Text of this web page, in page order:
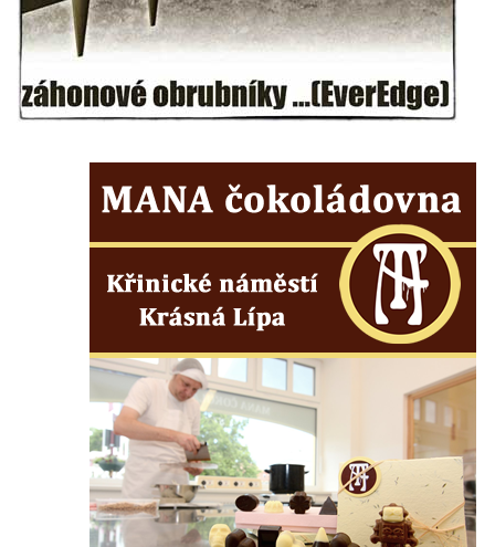
Kaple mezi Dolním Třebonínem a Horním
Třebonínem
Márnice na hřbitově v Rybniště
Vltavou
Kostel svatého Jiljí v Lužci nad Vltavou
Kaple svatého Bartoloměje v Bukolu
Hřbitovní kaple na hřbitově v Lužci nad
Vltavou
Márnice na hřbitově v Lužci nad Vltavou
Márnice na hřbitově v Hrobčicích
Kostel svatého Havla na hřbitově v